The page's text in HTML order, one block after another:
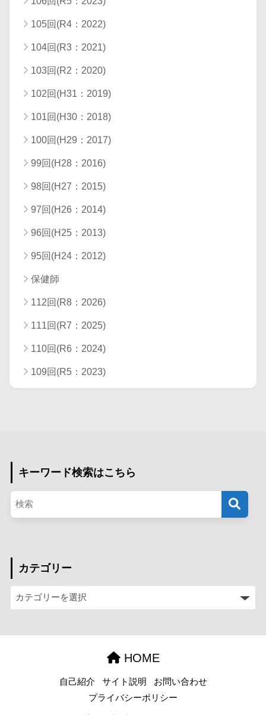
105回(R4：2022)
104回(R3：2021)
103回(R2：2020)
102回(H31：2019)
101回(H30：2018)
100回(H29：2017)
99回(H28：2016)
98回(H27：2015)
97回(H26：2014)
96回(H25：2013)
95回(H24：2012)
保健師
112回(R8：2026)
111回(R7：2025)
110回(R6：2024)
109回(R5：2023)
キーワード検索はこちら
カテゴリー
HOME
自己紹介 サイト説明
お問い合わせ
プライバシーポリシー